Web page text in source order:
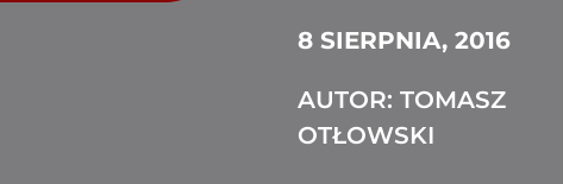
8 SIERPNIA, 2016
AUTOR: TOMASZ
OTŁOWSKI